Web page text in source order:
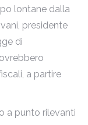
lontane dalla
presidente
di
a partire
a punto rilevanti